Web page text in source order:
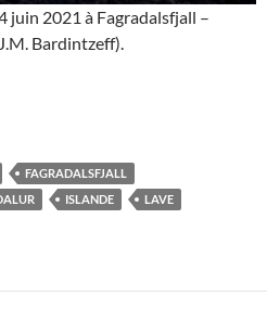
juin 2021 à Fagradalsfjall –
Bardintzeff).
de lave en Islande
FAGRADALSFJALL
ISLANDE
LAVE